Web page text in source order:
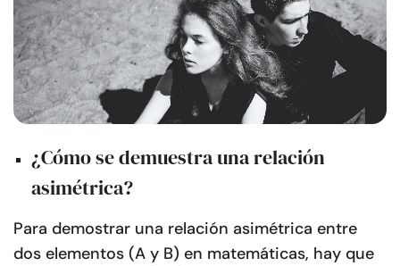
¿Cómo se demuestra una relación
asimétrica?
Para demostrar una relación asimétrica entre
dos elementos (A y B) en matemáticas, hay que